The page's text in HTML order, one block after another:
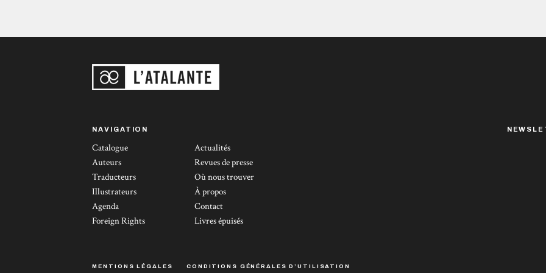
NAVIGATION
Catalogue
Auteurs
Traducteurs
Illustrateurs
Agenda
Foreign Rights
Actualités
Revues de presse
Où nous trouver
À propos
Contact
Livres épuisés
MENTIONS LÉGALES CONDITIONS GÉNÉRALES D’UTILISATION